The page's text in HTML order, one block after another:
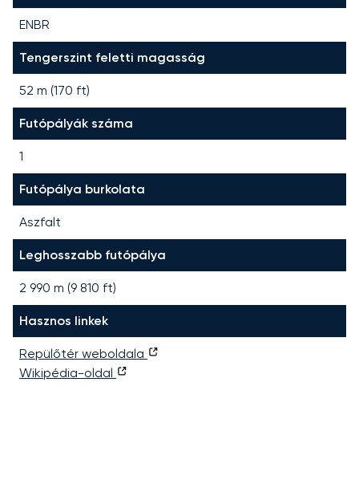
ENBR
Tengerszint feletti magasság
52 m (170 ft)
Futópályák száma
1
Futópálya burkolata
Aszfalt
Leghosszabb futópálya
2 990 m (9 810 ft)
Hasznos linkek
Repülőtér weboldala
Wikipédia-oldal